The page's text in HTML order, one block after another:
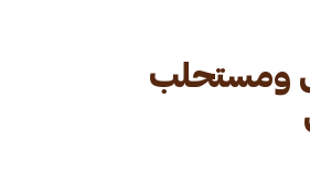
ومستحلب